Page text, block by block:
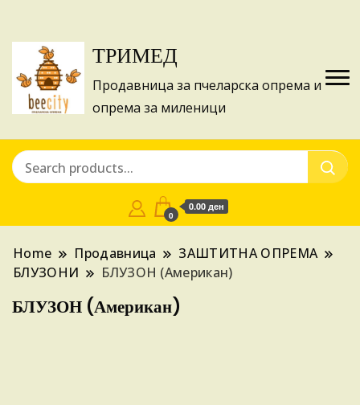
ТРИМЕД
Продавница за пчеларска опрема и
опрема за миленици
0
0.00 ден
Home Продавница
ЗАШТИТНА ОПРЕМА
БЛУЗОНИ
БЛУЗОН (Американ)
БЛУЗОН (Американ)